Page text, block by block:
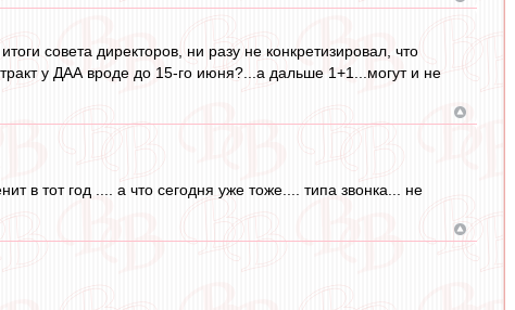
совета директоров, ни разу не конкретизировал, что
у ДАА вроде до 15-го июня?...а дальше 1+1...могут и не
в тот год .... а что сегодня уже тоже.... типа звонка... не